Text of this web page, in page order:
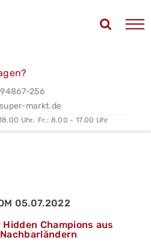
256
markt.de
Uhr, Fr.: 8.00 - 17.00 Uhr
05.07.2022
Champions aus